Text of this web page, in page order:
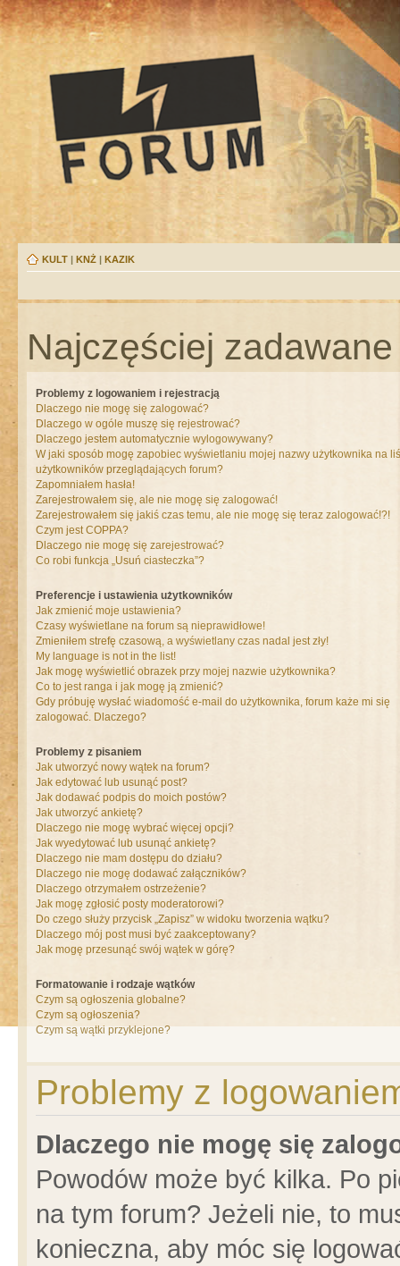
KULT | KNŻ | KAZIK
Najczęściej
Problemy z logowaniem i rejestracją
Dlaczego nie mogę się zalogować?
Dlaczego w ogóle muszę się rejestrować?
Dlaczego jestem automatycznie wylogowywany?
W jaki sposób mogę zapobiec wyświetlaniu mojej nazwy użytkownika na
użytkowników przeglądających forum?
Zapomniałem hasła!
Zarejestrowałem się, ale nie mogę się zalogować!
Zarejestrowałem się jakiś czas temu, ale nie mogę się teraz zalogować!?!
Czym jest COPPA?
Dlaczego nie mogę się zarejestrować?
Co robi funkcja „Usuń ciasteczka”?
Preferencje i ustawienia użytkowników
Jak zmienić moje ustawienia?
Czasy wyświetlane na forum są nieprawidłowe!
Zmieniłem strefę czasową, a wyświetlany czas nadal jest zły!
My language is not in the list!
Jak mogę wyświetlić obrazek przy mojej nazwie użytkownika?
Co to jest ranga i jak mogę ją zmienić?
Gdy próbuję wysłać wiadomość e-mail do użytkownika, forum każe mi się
zalogować. Dlaczego?
Problemy z pisaniem
Jak utworzyć nowy wątek na forum?
Jak edytować lub usunąć post?
Jak dodawać podpis do moich postów?
Jak utworzyć ankietę?
Dlaczego nie mogę wybrać więcej opcji?
Jak wyedytować lub usunąć ankietę?
Dlaczego nie mam dostępu do działu?
Dlaczego nie mogę dodawać załączników?
Dlaczego otrzymałem ostrzeżenie?
Jak mogę zgłosić posty moderatorowi?
Do czego służy przycisk „Zapisz” w widoku tworzenia wątku?
Dlaczego mój post musi być zaakceptowany?
Jak mogę przesunąć swój wątek w górę?
Formatowanie i rodzaje wątków
Czym są ogłoszenia globalne?
Czym są ogłoszenia?
Czym są wątki przyklejone?
Problemy z
Dlaczego nie mogę się
Powodów może być kilka. Po
na tym forum? Jeżeli nie, to
konieczna, aby móc się